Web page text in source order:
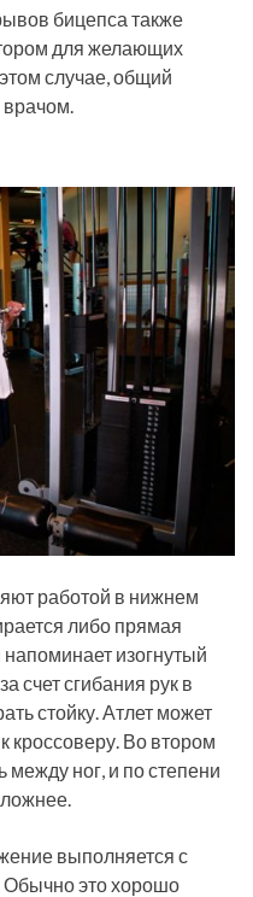
бицепса также
для желающих
случае, общий
врачом.
работой в нижнем
либо прямая
напоминает изогнутый
счет сгибания рук в
стойку. Атлет может
кроссоверу. Во втором
между ног, и по степени
выполняется с
это хорошо